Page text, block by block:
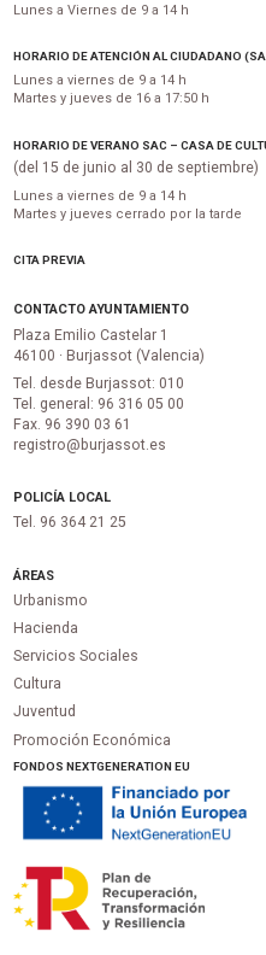
Lunes a Viernes de 9 a 14 h
HORARIO DE ATENCIÓN AL CIUDADANO
Lunes a viernes de 9 a 14 h
Martes y jueves de 16 a 17:50 h
HORARIO DE VERANO SAC – CASA DE
(del 15 de junio al 30 de septiembre)
Lunes a viernes de 9 a 14 h
Martes y jueves cerrado por la tarde
CITA PREVIA
CONTACTO AYUNTAMIENTO
Plaza Emilio Castelar 1
46100 · Burjassot (Valencia)
Tel. desde Burjassot: 010
Tel. general: 96 316 05 00
Fax. 96 390 03 61
registro@burjassot.es
POLICÍA LOCAL
Tel. 96 364 21 25
ÁREAS
Urbanismo
Hacienda
Servicios Sociales
Cultura
Juventud
Promoción Económica
FONDOS NEXTGENERATION EU